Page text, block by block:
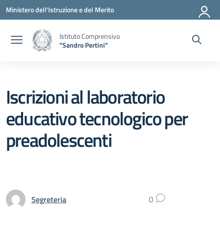
Vai ai contenuti
Vai al menu di navigazione
Vai al footer
Ministero dell'Istruzione e del Merito
Istituto Comprensivo
"Sandro Pertini"
Iscrizioni al laboratorio
educativo tecnologico per
preadolescenti
Segreteria 0